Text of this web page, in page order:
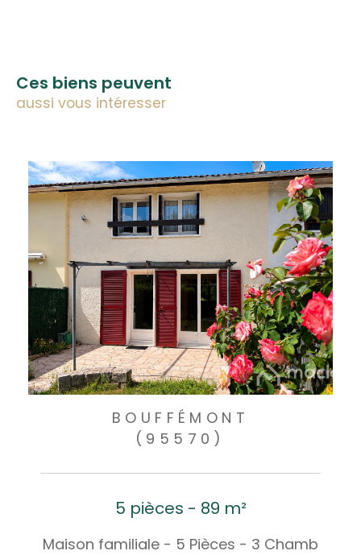
Ces biens peuvent
aussi vous intéresser
BOUFFÉMONT
(95570)
5 pièces - 89 m²
Maison familiale - 5 Pièces - 3 Chamb